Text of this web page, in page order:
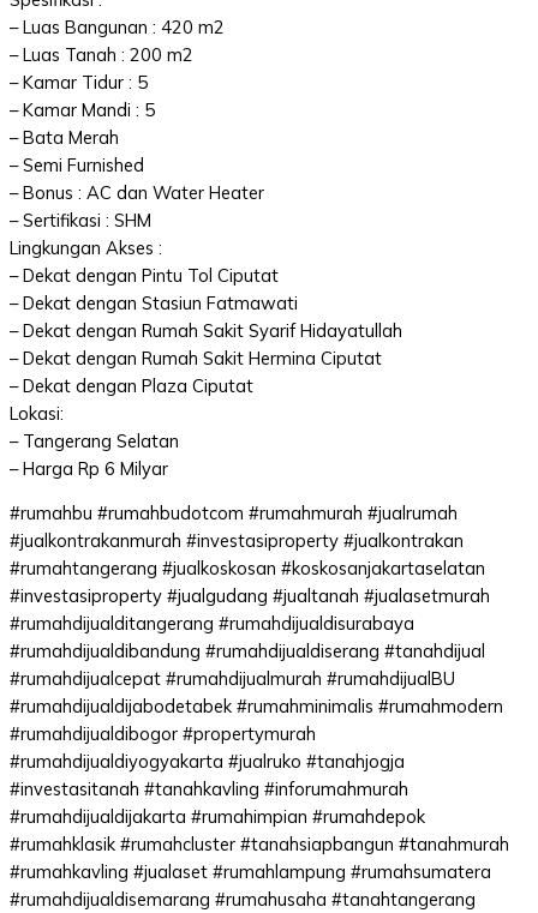
– Luas Bangunan : 420 m2
– Luas Tanah : 200 m2
– Kamar Tidur : 5
– Kamar Mandi : 5
– Bata Merah
– Semi Furnished
– Bonus : AC dan Water Heater
– Sertifikasi : SHM
Lingkungan Akses :
– Dekat dengan Pintu Tol Ciputat
– Dekat dengan Stasiun Fatmawati
– Dekat dengan Rumah Sakit Syarif Hidayatullah
– Dekat dengan Rumah Sakit Hermina Ciputat
– Dekat dengan Plaza Ciputat
Lokasi:
– Tangerang Selatan
– Harga Rp 6 Milyar
#rumahbu #rumahbudotcom #rumahmurah #jualrumah
#jualkontrakanmurah #investasiproperty #jualkontrakan
#rumahtangerang #jualkoskosan #koskosanjakartaselatan
#investasiproperty #jualgudang #jualtanah #jualasetmurah
#rumahdijualditangerang #rumahdijualdisurabaya
#rumahdijualdibandung #rumahdijualdiserang #tanahdijual
#rumahdijualcepat #rumahdijualmurah #rumahdijualBU
#rumahdijualdijabodetabek #rumahminimalis #rumahmodern
#rumahdijualdibogor #propertymurah
#rumahdijualdiyogyakarta #jualruko #tanahjogja
#investasitanah #tanahkavling #inforumahmurah
#rumahdijualdijakarta #rumahimpian #rumahdepok
#rumahklasik #rumahcluster #tanahsiapbangun #tanahmurah
#rumahkavling #jualaset #rumahlampung #rumahsumatera
#rumahdijualdisemarang #rumahusaha #tanahtangerang